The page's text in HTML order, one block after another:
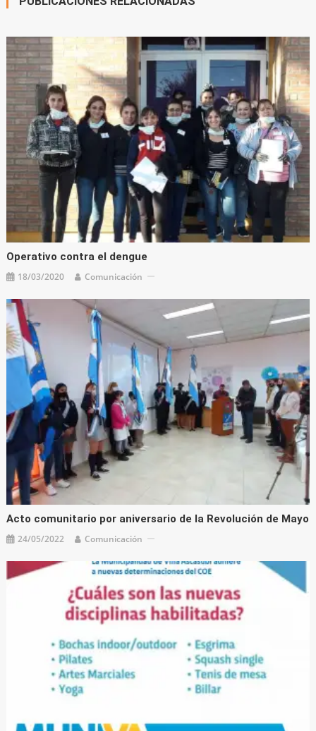
Operativo contra el dengue
18/03/2020 Comunicación
Acto comunitario por aniversario de la Revolución de Mayo
24/05/2022 Comunicación